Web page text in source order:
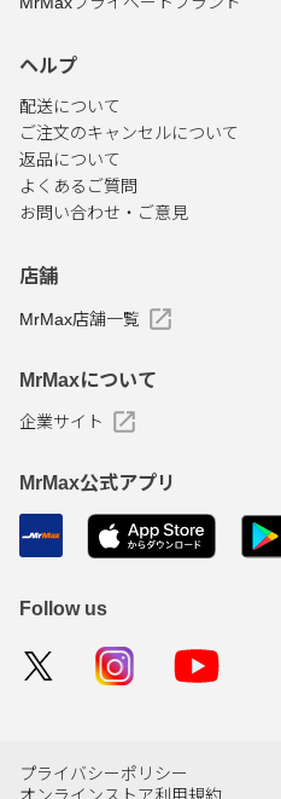
ヘルプ
配送について
ご注文のキャンセルについて
返品について
よくあるご質問
お問い合わせ・ご意見
店舗
MrMax店舗一覧
MrMaxについて
企業サイト
MrMax公式アプリ
Follow us
プライバシーポリシー